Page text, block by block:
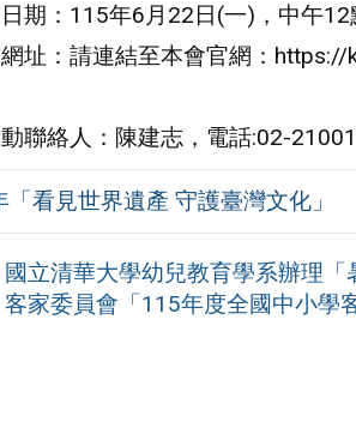
期：115年6月22日(一)，中午12
址：請連結至本會官網：
聯絡人：陳建志，電話:02-
「看見世界遺產 守護臺灣文化」
國立清華大學幼兒教育學系辦理「
客家委員會「115年度全國中小學